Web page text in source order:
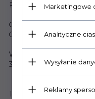
Polska produkcja,
Grubość zawieszki:
0,5 mm, waga ok. 2,6g
Wymiary:
37 na 17 mm
Idealny i modny prezent
Marketingowe
Analityczne
Wysyłanie
Reklamy